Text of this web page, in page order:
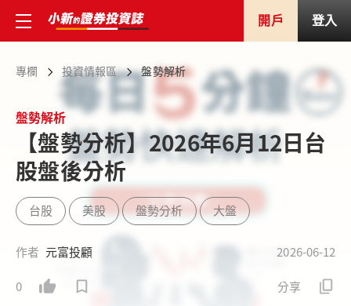
開戶 登入
專欄 投資情報區 盤勢解析
盤勢解析
【盤勢分析】2026年6月12日台
股盤後分析
台股 美股 盤勢分析 大盤
作者 元富投顧 2026-06-12
0 分享